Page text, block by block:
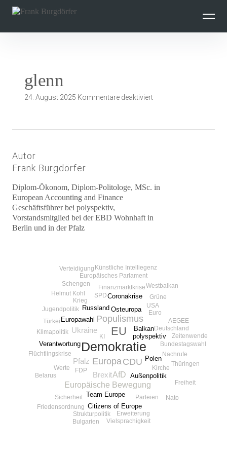
überspringen
glenn
24. August 2025 Kommentare deaktiviertfür
Autor
Frank Burgdörfer
Diplom-Ökonom, Diplom-Politologe, MSc. in
European Accounting and Finance
Geschäftsführer bei polyspektiv,
Vorstandsmitglied bei der EBD Wohnhaft in
Berlin und in der Pfalz
Demokratie
EU
EuropaCDU
Populismus
AfD
Europäische Bewegung
Ukraine
Brexit
Pfalz
Osteuropa
polyspektiv
Europawahl
Team Europe
Russland
Balkan
Coronakrise
Außenpolitik
Citizens of Europe
Polen
Verantwortung
FDP
Finanzmarktkrise
Flüchtlingskrise
Bundestagswahl
Werte
Euro
Krieg
Parteien
USA
Klimapolitik
Nachrufe
SPD
Deutschland
Europäisches Parlament
Grüne
Helmut Kohl
Jugendpolitik
Kirche
Sicherheit
Strukturpolitik
Türkei
Vielsprachigkeit
AEGEE
Belarus
Bulgarien
Erweiterung
Freiheit
Friedensordnung
KI
Künstliche Intelliegenz
Nato
Schengen
Thüringen
Verteidigung
Westbalkan
Zeitenwende